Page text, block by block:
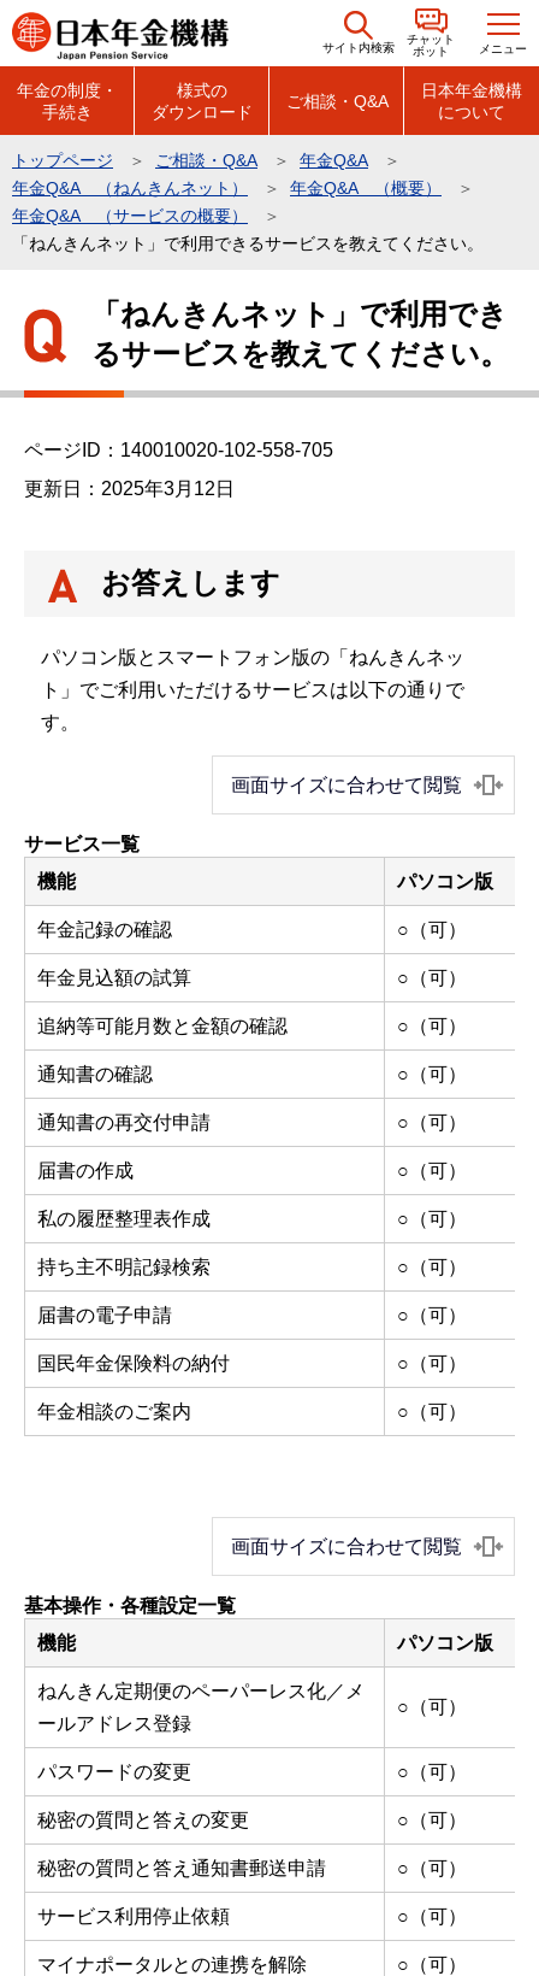
こ
の
の
先
サイト内検索
チャット
ボット
メニュー
年金の制度・
手続き
様式の
ダウンロード
ご相談・Q&A
日本年金機構
について
トップページ ご相談・Q&A
年金Q&A
年金Q&A （ねんきんネット）
年金Q&A （概要）
年金Q&A （サービスの概要）
「ねんきんネット」で利用できるサービスを教えてください。
「ねんきんネット」で利用でき
るサービスを教えてください。
ページID：140010020-102-558-705
更新日：2025年3月12日
お答えします
パソコン版とスマートフォン版の「ねんきんネッ
ト」でご利用いただけるサービスは以下の通りで
す。
画面サイズに合わせて閲覧
サービス一覧
機能
パソコン版
年金記録の確認 ○（可）
年金見込額の試算 ○（可）
追納等可能月数と金額の確認 ○（可）
通知書の確認 ○（可）
通知書の再交付申請 ○（可）
届書の作成 ○（可）
私の履歴整理表作成 ○（可）
持ち主不明記録検索 ○（可）
届書の電子申請 ○（可）
国民年金保険料の納付 ○（可）
年金相談のご案内 ○（可）
画面サイズに合わせて閲覧
基本操作・各種設定一覧
機能
パソコン版
ねんきん定期便のペーパーレス化／メ
ールアドレス登録
○（可）
パスワードの変更 ○（可）
秘密の質問と答えの変更 ○（可）
秘密の質問と答え通知書郵送申請 ○（可）
サービス利用停止依頼 ○（可）
マイナポータルとの連携を解除 ○（可）